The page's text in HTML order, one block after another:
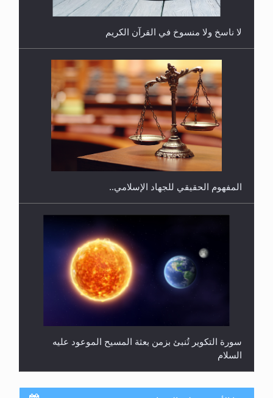
هل يجوز فتح مشروع كوافير نسائي للمحجبات وغير
المحجبات؟
لا ناسخ ولا منسوخ في القرآن الكريم
المفهوم الحقيقي للجهاد الإسلامي..
سورة التكوير تُنبئ بزمن بعثة المسيح الموعود عليه
السلام